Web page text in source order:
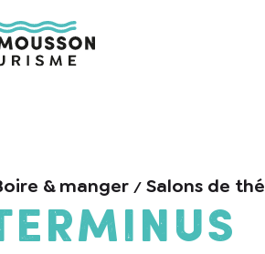
& manger Salons de thé